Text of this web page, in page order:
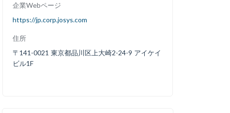
企業Webページ
https://jp.corp.josys.com
住所
〒141-0021 東京都品川区上大崎2-24-9 アイケイ
ビル1F